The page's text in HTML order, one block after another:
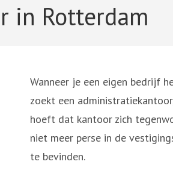
in Rotterdam
Wanneer je een eigen bedrijf
zoekt een
hoeft dat kantoor zich
niet meer perse in de
te bevinden.